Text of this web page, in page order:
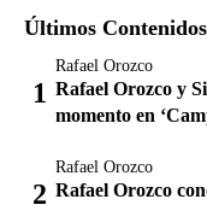
Últimos Contenidos
Rafael Orozco
Rafael Orozco y
momento en
Rafael Orozco
Rafael Orozco